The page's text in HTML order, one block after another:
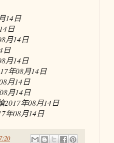
14日
日
月14日
日
月14日
年08月14日
月14日
月14日
2017年08月14日
年08月14日